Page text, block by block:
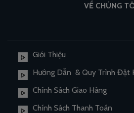
VỀ CHÚNG
Giới Thiệu
Hướng Dẫn & Quy Trình Đặt
Chính Sách Giao Hàng
Chính Sách Thanh Toán